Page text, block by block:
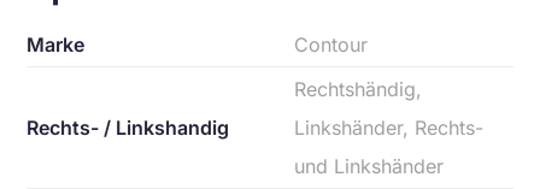
Marke Contour
Rechts- / Linkshandig
Rechtshändig,
Linkshänder, Rechts-
und Linkshänder